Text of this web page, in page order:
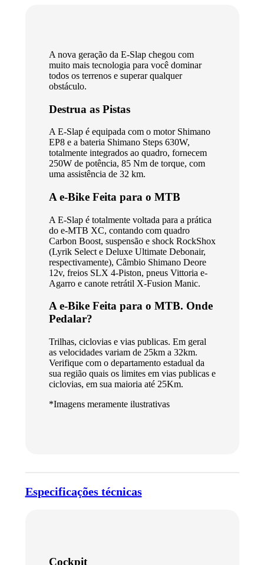
A nova geração da E-Slap chegou com
muito mais tecnologia para você dominar
todos os terrenos e superar qualquer
obstáculo.
Destrua as Pistas
A E-Slap é equipada com o motor Shimano
EP8 e a bateria Shimano Steps 630W,
totalmente integrados ao quadro, fornecem
250W de potência, 85 Nm de torque, com
uma assistência de 32 km.
A e-Bike Feita para o MTB
A E-Slap é totalmente voltada para a prática
do e-MTB XC, contando com quadro
Carbon Boost, suspensão e shock RockShox
(Lyrik Select e Deluxe Ultimate Debonair,
respectivamente), Câmbio Shimano Deore
12v, freios SLX 4-Piston, pneus Vittoria e-
Agarro e canote retrátil X-Fusion Manic.
A e-Bike Feita para o MTB. Onde
Pedalar?
Trilhas, ciclovias e vias publicas. Em geral
as velocidades variam de 25km a 32km.
Verifique com o departamento estadual da
sua região quais os limites em vias publicas e
ciclovias, em sua maioria até 25Km.
*Imagens meramente ilustrativas
Especificações técnicas
Cockpit